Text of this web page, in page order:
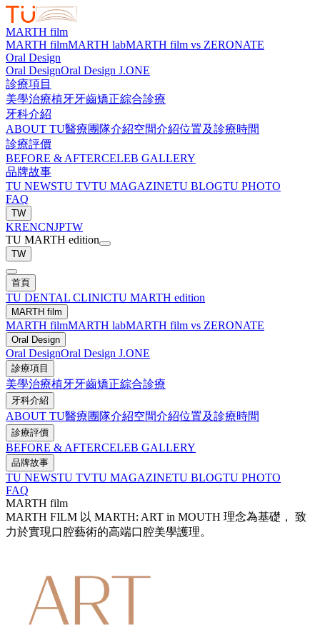
MARTH film
MARTH filmMARTH labMARTH film vs ZERONATE
Oral Design
Oral DesignOral Design J.ONE
診療項目
美學治療植牙牙齒矯正綜合診療
牙科介紹
ABOUT TU醫療團隊介紹空間介紹位置及診療時間
診療評價
BEFORE & AFTERCELEB GALLERY
品牌故事
TU NEWSTU TVTU MAGAZINETU BLOGTU PHOTO
FAQ
TW
KRENCNJPTW
TU MARTH edition
TW
首頁
TU DENTAL CLINICTU MARTH edition
MARTH film
MARTH filmMARTH labMARTH film vs ZERONATE
Oral Design
Oral DesignOral Design J.ONE
診療項目
美學治療植牙牙齒矯正綜合診療
牙科介紹
ABOUT TU醫療團隊介紹空間介紹位置及診療時間
診療評價
BEFORE & AFTERCELEB GALLERY
品牌故事
TU NEWSTU TVTU MAGAZINETU BLOGTU PHOTO
FAQ
MARTH film
MARTH FILM 以 MARTH: ART in MOUTH 理念為基礎， 致
力於實現口腔藝術的高端口腔美學護理。